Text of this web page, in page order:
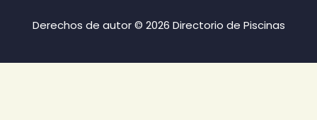
Derechos de autor © 2026 Directorio de Piscinas